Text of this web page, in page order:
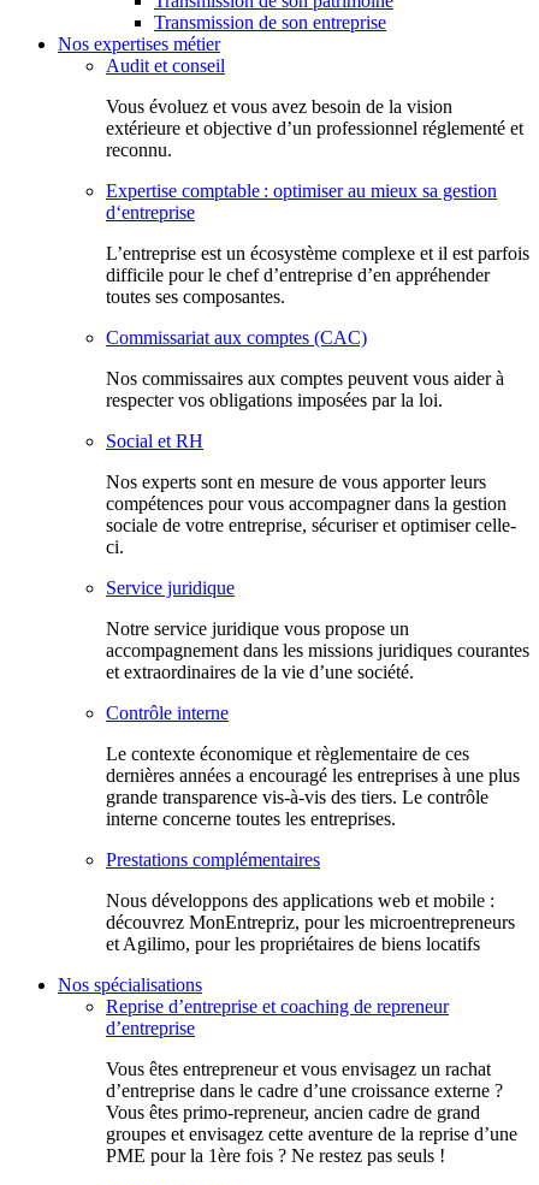
Transmission de son entreprise
Nos expertises métier
Audit et conseil
Vous évoluez et vous avez besoin de la vision
extérieure et objective d’un professionnel réglementé et
reconnu.
Expertise comptable : optimiser au mieux sa gestion
d‘entreprise
L’entreprise est un écosystème complexe et il est parfois
difficile pour le chef d’entreprise d’en appréhender
toutes ses composantes.
Commissariat aux comptes (CAC)
Nos commissaires aux comptes peuvent vous aider à
respecter vos obligations imposées par la loi.
Social et RH
Nos experts sont en mesure de vous apporter leurs
compétences pour vous accompagner dans la gestion
sociale de votre entreprise, sécuriser et optimiser celle-
ci.
Service juridique
Notre service juridique vous propose un
accompagnement dans les missions juridiques courantes
et extraordinaires de la vie d’une société.
Contrôle interne
Le contexte économique et règlementaire de ces
dernières années a encouragé les entreprises à une plus
grande transparence vis-à-vis des tiers. Le contrôle
interne concerne toutes les entreprises.
Prestations complémentaires
Nous développons des applications web et mobile :
découvrez MonEntrepriz, pour les microentrepreneurs
et Agilimo, pour les propriétaires de biens locatifs
Nos spécialisations
Reprise d’entreprise et coaching de repreneur
d’entreprise
Vous êtes entrepreneur et vous envisagez un rachat
d’entreprise dans le cadre d’une croissance externe ?
Vous êtes primo-repreneur, ancien cadre de grand
groupes et envisagez cette aventure de la reprise d’une
PME pour la 1ère fois ? Ne restez pas seuls !